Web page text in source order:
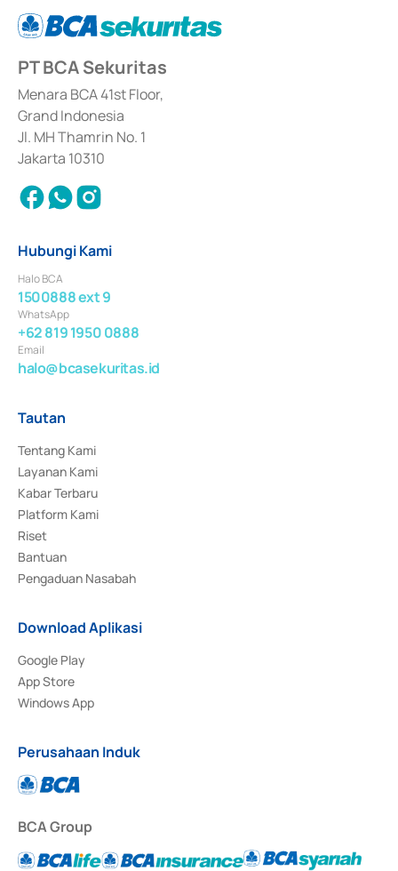
berdasarkan surat keputusan Otoritas Jasa Keuangan Nomor S-
67/PM.21/2017 tanggal 3 Februari 2017, dan beberapa izin usaha lainnya
Sertifikat Deposito di Pasar Uang yang izinnya diterbitkan pada tahun 2017
dan izin usaha lainnya dari Bank Indonesia sebagai Lembaga Pendukung
Penerbitan, Transaksi, serta Penatausahaan dan Penyelesaian Transaksi
Surat Berharga Komersial yang izinnya diterbitkan pada tahun 2018.
PT BCA Sekuritas
Menara BCA 41st Floor,
Grand Indonesia
Jl. MH Thamrin No. 1
Jakarta 10310
Hubungi Kami
Halo BCA
1500888 ext 9
WhatsApp
+62 819 1950 0888
Email
halo@bcasekuritas.id
Tautan
Tentang Kami
Layanan Kami
Kabar Terbaru
Platform Kami
Riset
Bantuan
Pengaduan Nasabah
Download Aplikasi
Google Play
App Store
Windows App
Perusahaan Induk
BCA Group